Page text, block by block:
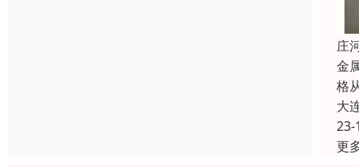
庄
金
格
大
23-
更